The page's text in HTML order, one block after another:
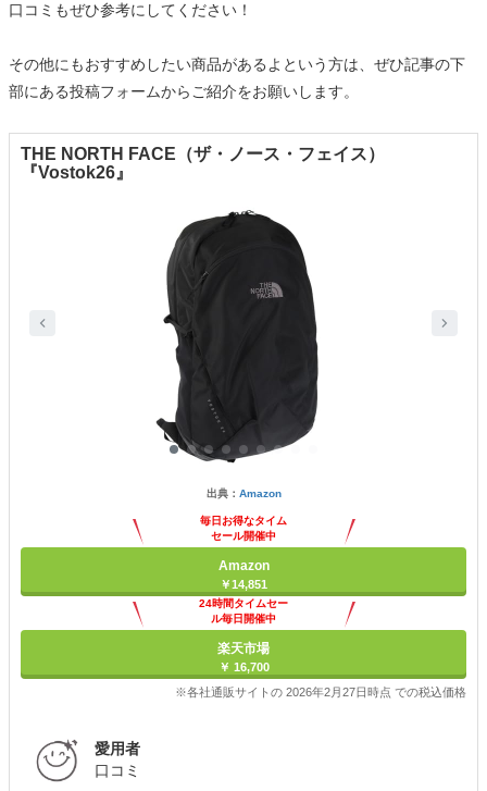
口コミもぜひ参考にしてください！
その他にもおすすめしたい商品があるよという方は、ぜひ記事の下
部にある投稿フォームからご紹介をお願いします。
THE NORTH FACE（ザ・ノース・フェイス）
『Vostok26』
出典： Amazon
毎日お得なタイム
セール開催中
Amazon
￥14,851
24時間タイムセー
ル毎日開催中
楽天市場
￥ 16,700
※各社通販サイトの 2026年2月27日時点 での税込価格
愛用者
口コミ